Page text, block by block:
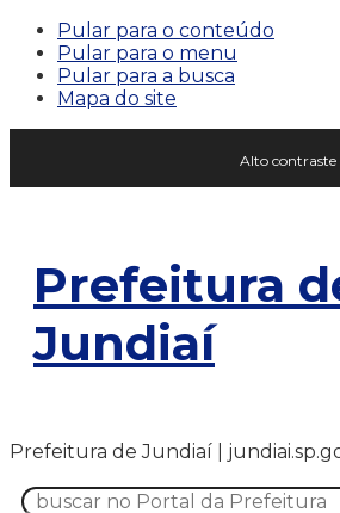
Pular para o conteúdo
Pular para o menu
Pular para a busca
Mapa do site
Alto contraste
Prefeitura
Jundiaí
Prefeitura de Jundiaí |